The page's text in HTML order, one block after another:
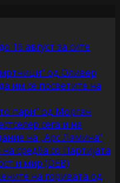
16 август за сите
од Оливер
им се посветите на
пари“ од Морган
сега и на
на „Арс Ламина“
средба со Партијата
и мир (DEB)
на горивата од